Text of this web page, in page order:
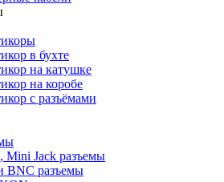
в бухте
на катушке
на коробе
с разъёмами
Mini Jack разъемы
BNC разъемы